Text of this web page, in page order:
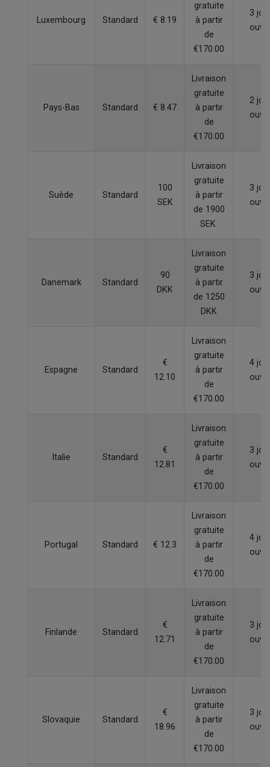
Luxembourg Standard € 8.19
gratuite
à partir
de
€170.00
3
Pays-Bas Standard € 8.47
Livraison
gratuite
à partir
de
€170.00
2
Suède Standard
100
SEK
Livraison
gratuite
à partir
de 1900
SEK
3
Danemark Standard
90
DKK
Livraison
gratuite
à partir
de 1250
DKK
3
Espagne Standard
€
12.10
Livraison
gratuite
à partir
de
€170.00
4
Italie Standard
€
12.81
Livraison
gratuite
à partir
de
€170.00
3
Portugal Standard € 12.3
Livraison
gratuite
à partir
de
€170.00
4
Finlande Standard
€
12.71
Livraison
gratuite
à partir
de
€170.00
3
Slovaquie Standard
€
18.96
Livraison
gratuite
à partir
de
€170.00
3